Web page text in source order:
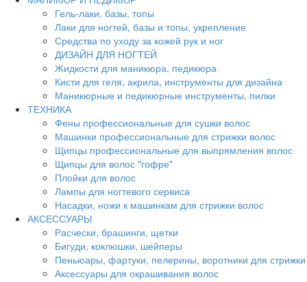
Гель-лаки, базы, топы
Лаки для ногтей, базы и топы, укрепление
Средства по уходу за кожей рук и ног
ДИЗАЙН ДЛЯ НОГТЕЙ
Жидкости для маникюра, педикюра
Кисти для геля, акрила, инструменты для дизайна
Маникюрные и педикюрные инструменты, пилки
ТЕХНИКА
Фены профессиональные для сушки волос
Машинки профессиональные для стрижки волос
Щипцы профессиональные для выпрямления волос
Щипцы для волос "гофре"
Плойки для волос
Лампы для ногтевого сервиса
Насадки, ножи к машинкам для стрижки волос
АКСЕССУАРЫ
Расчески, брашинги, щетки
Бигуди, коклюшки, шейперы
Пеньюары, фартуки, пелерины, воротники для стрижки
Аксессуары для окрашивания волос